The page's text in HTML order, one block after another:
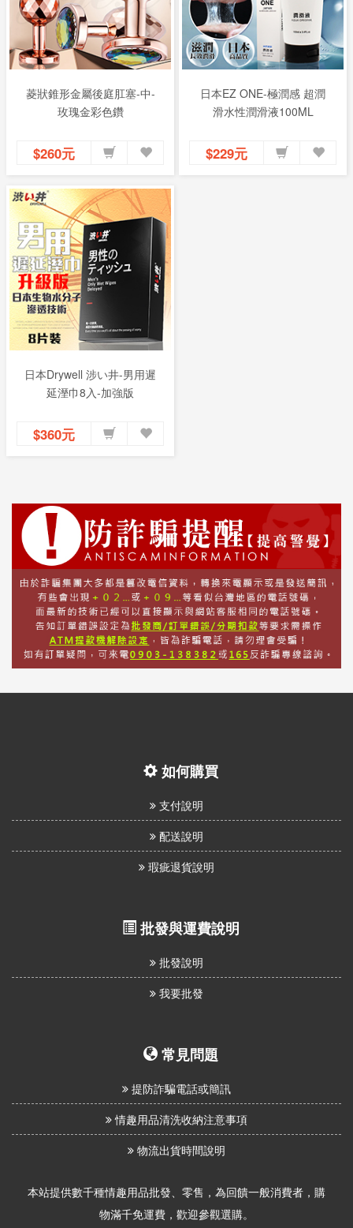
菱狀錐形金屬後庭肛塞-中-
玫瑰金彩色鑽
$260元
日本EZ ONE-極潤感 超潤
滑水性潤滑液100ML
$229元
日本Drywell 涉い井-男用遲
延溼巾8入-加強版
$360元
如何購買
支付說明
配送說明
瑕疵退貨說明
批發與運費說明
批發說明
我要批發
常見問題
提防詐騙電話或簡訊
情趣用品清洗收納注意事項
物流出貨時間說明
本站提供數千種情趣用品批發、零售，為回饋一般消費者，購
物滿千免運費，歡迎參觀選購。